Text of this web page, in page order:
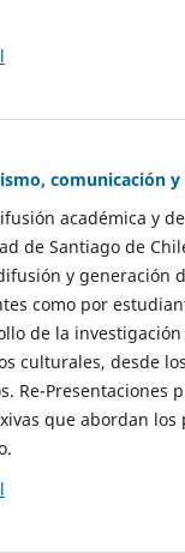
comunicación y
académica y
de Santiago de
y generación
como por
de la
culturales, desde
Re-Presentaciones
que abordan